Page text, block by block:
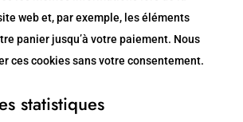
web et, par exemple, les éléments
panier jusqu’à votre paiement. Nous
ces cookies sans votre consentement.
statistiques